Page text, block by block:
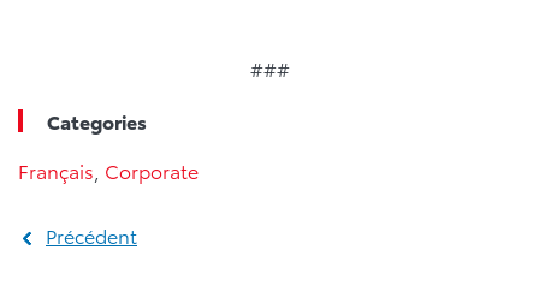
###
Categories
Français Corporate
Précédent